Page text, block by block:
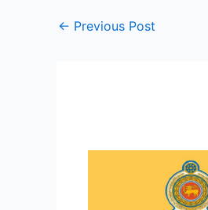
← Previous Post